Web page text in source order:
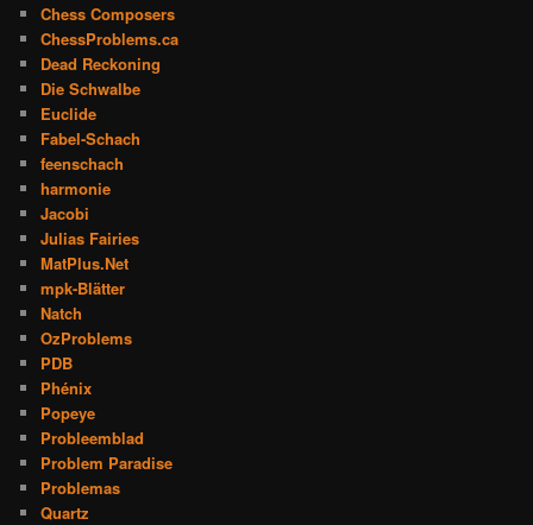
Chess Composers
ChessProblems.ca
Dead Reckoning
Die Schwalbe
Euclide
Fabel-Schach
feenschach
harmonie
Jacobi
Julias Fairies
MatPlus.Net
mpk-Blätter
Natch
OzProblems
PDB
Phénix
Popeye
Probleemblad
Problem Paradise
Problemas
Quartz